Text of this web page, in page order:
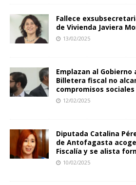
Fallece
de Vivienda Javiera
13/02/2025
Emplazan al Gobierno
Billetera fiscal no
compromisos sociales
12/02/2025
Diputada Catalina
de Antofagasta
Fiscalía y se alista
10/02/2025